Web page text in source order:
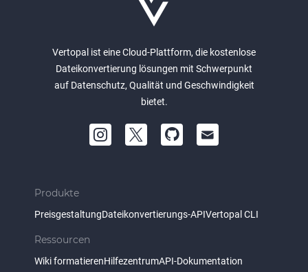
Vertopal ist eine Cloud-Plattform, die kostenlose
Dateikonvertierung lösungen mit Schwerpunkt
auf Datenschutz, Qualität und Geschwindigkeit
bietet.
Produkte
PreisgestaltungDateikonvertierungs-APIVertopal CLI
Ressourcen
Wiki formatierenHilfezentrumAPI-Dokumentation